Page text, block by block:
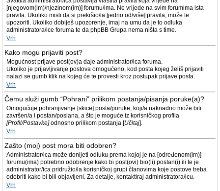
[njegovom(im)/njezinom(im)] forumu/ima. Ne vrijede na svim forumima ista
pravila. Ukoliko misli da si prekršio/la [jedno od/više] pravila, može te
upozoriti. Ukoliko dobiješ upozorenje, imaj na umu da je to odluka
administratora/ice foruma te da phpBB Grupa nema ništa s time.
Vrh
Kako mogu prijaviti post?
Mogućnost prijave post(ov)a daje administrator/ica foruma.
Ukoliko je prijavljivanje postova omogućeno, kod posta kojeg želiš prijaviti
nalazi se gumb klik na kojeg će te provesti kroz postupak prijave posta.
Vrh
Čemu služi gumb “Pohrani” prilikom postanja/pisanja poruke(a)?
Omogućuje pohranjivanje [skice] posta/poruke, koji/a naknadno može biti
završen/a i postan/poslana, a što je moguće iz korisničkog profila
[Profil/Postavke]odnosno prilikom postanja [Učitaj].
Vrh
Zašto (moj) post mora biti odobren?
Administrator/ica može donijeti odluku prema kojoj je na [određenom(im)]
forumu(ima) potrebno odobrenje kako bi post(ovi) bio(li) postan(i) ili te je
administrator/ica pridružio/la korisničkoj grupi članovima koje postove treba
odobriti kako bi bili objavljeni. Za detalje, kontaktiraj administratora/icu.
Vrh